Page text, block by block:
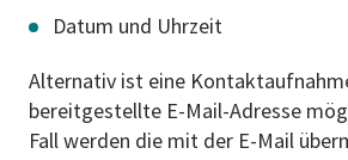
Datum und Uhrzeit
Alternativ ist eine
bereitgestellte E-Mail-Adresse
Fall werden die mit der E-Mail